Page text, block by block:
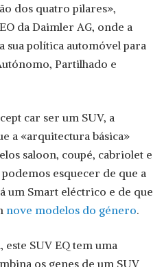
dos quatro pilares»,
da Daimler AG, onde a
política automóvel para
Partilhado e
car ser um SUV, a
a «arquitectura básica»
saloon, coupé, cabriolet e
esquecer de que a
um Smart eléctrico e de que
nove modelos do género.
SUV EQ tem uma
os genes de um SUV